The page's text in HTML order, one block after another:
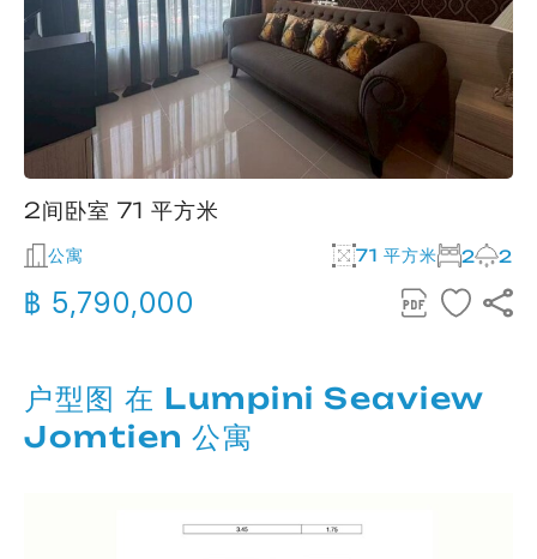
2间卧室 71 平方米
公寓 71 平方米 2 2
฿ 5,790,000
户型图 在 Lumpini Seaview
Jomtien 公寓